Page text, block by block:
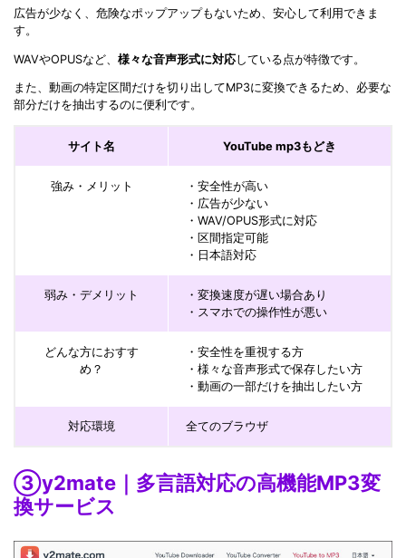
広告が少なく、危険なポップアップもないため、安心して利用できま
す。
WAVやOPUSなど、 様々な音声形式に対応している点が特徴です。
また、動画の特定区間だけを切り出してMP3に変換できるため、必要な
部分だけを抽出するのに便利です。
サイト名 YouTube mp3もどき
強み・メリット
・安全性が高い
・広告が少ない
・WAV/OPUS形式に対応
・区間指定可能
・日本語対応
弱み・デメリット
・変換速度が遅い場合あり
・スマホでの操作性が悪い
どんな方におすす
め？
・安全性を重視する方
・様々な音声形式で保存したい方
・動画の一部だけを抽出したい方
対応環境 全てのブラウザ
③y2mate｜多言語対応の高機能MP3変
換サービス